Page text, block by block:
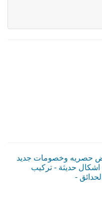
حصريه وخصومات جديد
والسواتر - 0535553929 - اشكال حديثة - تركيب
-